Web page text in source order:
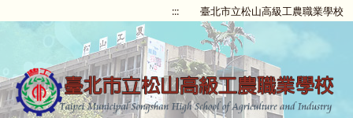
::: 臺北市立松山高級工農職業學校